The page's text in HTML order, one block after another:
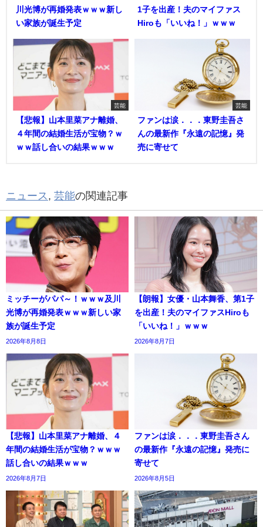
川光博が再婚発表ｗｗｗ新し
い家族が誕生予定
1子を出産！夫のマイファス
Hiroも「いいね！」ｗｗｗ
芸能
【悲報】山本里菜アナ離婚、
４年間の結婚生活が宝物？ｗ
ｗｗ話し合いの結果ｗｗｗ
芸能
ファンは涙．．．東野圭吾さ
んの最新作『永遠の記憶』発
売に寄せて
ニュース , 芸能の関連記事
ミッチーがパパ～！ｗｗｗ及川
光博が再婚発表ｗｗｗ新しい家
族が誕生予定
2026年8月8日
【朗報】女優・山本舞香、第1子
を出産！夫のマイファスHiroも
「いいね！」ｗｗｗ
2026年8月7日
【悲報】山本里菜アナ離婚、４
年間の結婚生活が宝物？ｗｗｗ
話し合いの結果ｗｗｗ
2026年8月7日
ファンは涙．．．東野圭吾さん
の最新作『永遠の記憶』発売に
寄せて
2026年8月5日